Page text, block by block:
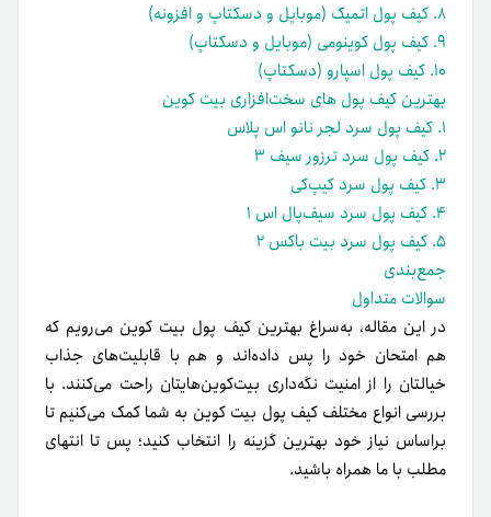
۸. کیف پول اتمیک (موبایل و دسکتاپ و افزونه)
۹. کیف پول کوینومی (موبایل و دسکتاپ)
۱۰. کیف پول اسپارو (دسکتاپ)
بهترین کیف پول های سخت‌افزاری بیت کوین
۱. کیف پول سرد لجر نانو اس پلاس
۲. کیف پول سرد ترزور سیف ۳
۳. کیف پول سرد کیپ‌کی
۴. کیف پول سرد سیف‌پال اس ۱
۵. کیف پول سرد بیت باکس ۲
جمع‌بندی
سوالات متداول
در این مقاله، به‌سراغ بهترین کیف پول بیت کوین می‌رویم که
هم امتحان خود را پس داده‌اند و هم با قابلیت‌های جذاب
خیالتان را از امنیت نگه‌داری بیت‌کوین‌هایتان راحت می‌کنند. با
بررسی انواع مختلف کیف پول بیت کوین به شما کمک می‌کنیم تا
براساس نیاز خود بهترین گزینه را انتخاب کنید؛ پس تا انتهای
مطلب با ما همراه باشید.